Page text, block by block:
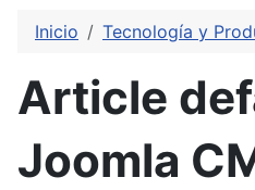
Inicio Tecnología y
Article
Joomla